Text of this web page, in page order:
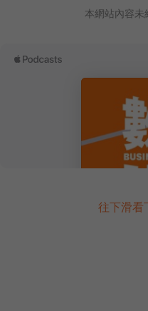
本網站內容未
往下滑看